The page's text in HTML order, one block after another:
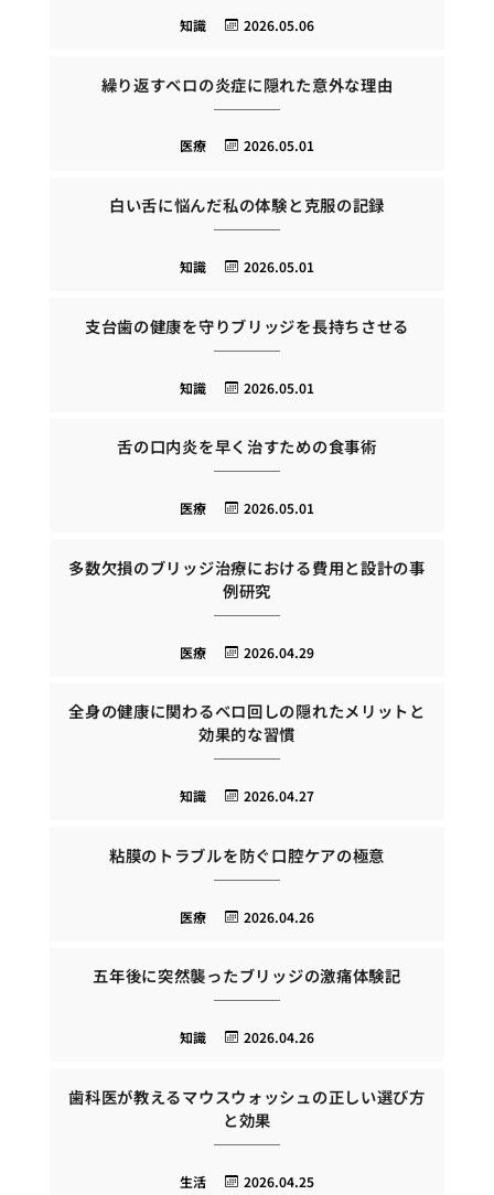
2026.05.06
知識
繰り返すベロの炎症に隠れた意外な理由
2026.05.01
医療
白い舌に悩んだ私の体験と克服の記録
2026.05.01
知識
支台歯の健康を守りブリッジを長持ちさせる
2026.05.01
知識
舌の口内炎を早く治すための食事術
2026.05.01
医療
多数欠損のブリッジ治療における費用と設計の事
例研究
2026.04.29
医療
全身の健康に関わるベロ回しの隠れたメリットと
効果的な習慣
2026.04.27
知識
粘膜のトラブルを防ぐ口腔ケアの極意
2026.04.26
医療
五年後に突然襲ったブリッジの激痛体験記
2026.04.26
知識
歯科医が教えるマウスウォッシュの正しい選び方
と効果
2026.04.25
生活